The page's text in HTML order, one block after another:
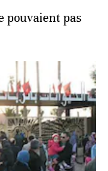
pouvaient pas